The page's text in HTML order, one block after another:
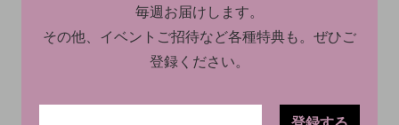
毎週お届けします。
その他、イベントご招待など各種特典も。ぜひご
登録ください。